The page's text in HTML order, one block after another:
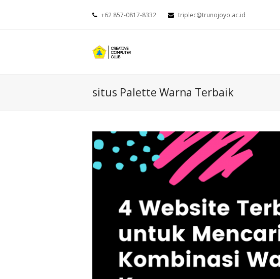
+62 857-0817-8332 triplec@trunojoyo.ac.id
situs Palette Warna Terbaik